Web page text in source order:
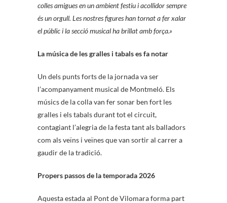
colles amigues en un ambient festiu i acollidor sempre
és un orgull. Les nostres figures han tornat a fer xalar
el públic i la secció musical ha brillat amb força.»
La música de les gralles i tabals es fa notar
Un dels punts forts de la jornada va ser
l’acompanyament musical de Montmeló. Els
músics de la colla van fer sonar ben fort les
gralles i els tabals durant tot el circuit,
contagiant l’alegria de la festa tant als balladors
com als veïns i veïnes que van sortir al carrer a
gaudir de la tradició.
Propers passos de la temporada 2026
Aquesta estada al Pont de Vilomara forma part